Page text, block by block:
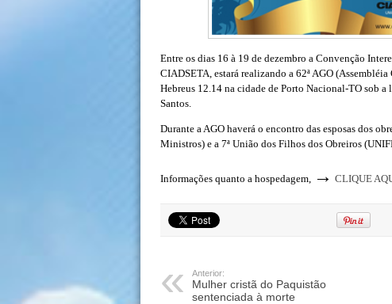
Entre os dias 16 à 19 de dezembro a Convenção
CIADSETA, estará realizando a 62ª AGO
Hebreus 12.14 na cidade de Porto Nacional-TO sob
Santos.
Durante a AGO haverá o encontro das esposas dos
Ministros) e a 7ª União dos Filhos dos Obreiros
Informações quanto a hospedagem, → CLIQUE
Anterior:
Mulher cristã do Paquistão
sentenciada à morte